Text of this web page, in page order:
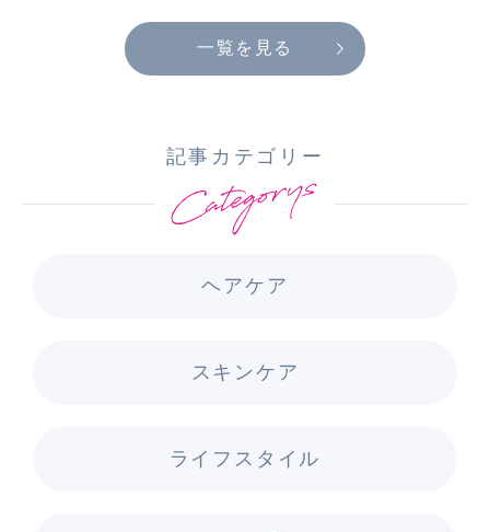
一覧を見る
記事カテゴリー
ヘアケア
スキンケア
ライフスタイル